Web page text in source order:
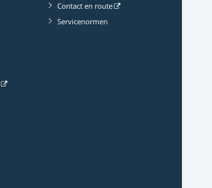
Contact en route
Servicenormen